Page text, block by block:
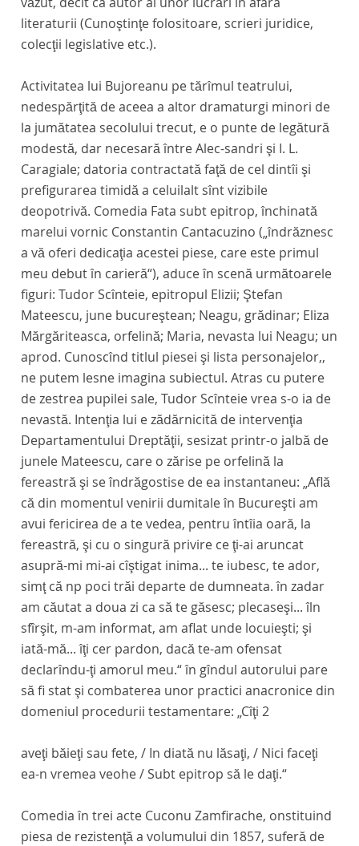
literaturii (Cunoştinţe folositoare, scrieri juridice,
colecţii legislative etc.).
Activitatea lui Bujoreanu pe tărîmul teatrului,
nedespărţită de aceea a altor dramaturgi minori de
la jumătatea secolului trecut, e o punte de legătură
modestă, dar necesară între Alec-sandri şi I. L.
Caragiale; datoria contractată faţă de cel dintîi şi
prefigurarea timidă a celuilalt sînt vizibile
deopotrivă. Comedia Fata subt epitrop,închinată
marelui vornic Constantin Cantacuzino („îndrăznesc
a vă oferi dedicaţia acestei piese, care este primul
meu debut în carieră“), aduce în scenă următoarele
figuri: Tudor Scînteie, epitropul Elizii; Ştefan
Mateescu, june bucureştean; Neagu, grădinar; Eliza
Mărgăriteasca, orfelină; Maria, nevasta lui Neagu; un
aprod. Cunoscînd titlul piesei şi lista personajelor,,
ne putem lesne imagina subiectul. Atras cu putere
de zestrea pupilei sale, Tudor Scînteie vrea s-o ia de
nevastă. Intenţia lui e zădărnicită de intervenţia
Departamentului Dreptăţii, sesizat printr-o jalbă de
junele Mateescu, care o zărise pe orfelină la
fereastră şi se îndrăgostise de ea instantaneu: „Află
că din momentul venirii dumitale în Bucureşti am
avui fericirea de a te vedea, pentru întîia oară, la
fereastră, şi cu o singură privire ce ţi-ai aruncat
asupră-mi mi-ai cîştigat inima... te iubesc, te ador,
simţ că np poci trăi departe de dumneata. în zadar
am căutat a doua zi ca să te găsesc; plecaseşi... îln
sfîrşit, m-am informat, am aflat unde locuieşti; şi
iată-mă... îţi cer pardon, dacă te-am ofensat
declarîndu-ţi amorul meu.“ în gîndul autorului pare
să fi stat şi combaterea unor practici anacronice din
domeniul procedurii testamentare: „Cîţi 2
aveţi băieţi sau fete, / In diată nu lăsaţi, / Nici faceţi
ea-n vremea veohe / Subt epitrop să le daţi.“
Comedia în trei acte Cuconu Zamfirache, onstituind
piesa de rezistenţă a volumului din 1857, suferă de